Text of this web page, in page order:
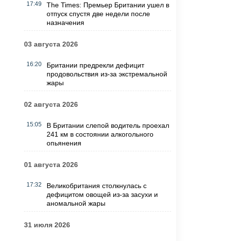
17:49
The Times: Премьер Британии ушел в
отпуск спустя две недели после
назначения
03 августа 2026
16:20
Британии предрекли дефицит
продовольствия из-за экстремальной
жары
02 августа 2026
15:05
В Британии слепой водитель проехал
241 км в состоянии алкогольного
опьянения
01 августа 2026
17:32
Великобритания столкнулась с
дефицитом овощей из-за засухи и
аномальной жары
31 июля 2026